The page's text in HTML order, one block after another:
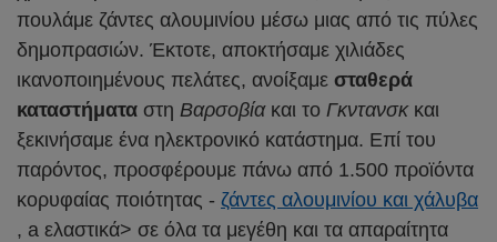
πουλάμε ζάντες αλουμινίου μέσω μιας από τις πύλες
δημοπρασιών. Έκτοτε, αποκτήσαμε χιλιάδες
ικανοποιημένους πελάτες, ανοίξαμε σταθερά
καταστήματα στη Βαρσοβίακαι το Γκντανσκκαι
ξεκινήσαμε ένα ηλεκτρονικό κατάστημα. Επί του
παρόντος, προσφέρουμε πάνω από 1.500 προϊόντα
κορυφαίας ποιότητας - ζάντες αλουμινίου και χάλυβα
, a ελαστικά> σε όλα τα μεγέθη και τα απαραίτητα